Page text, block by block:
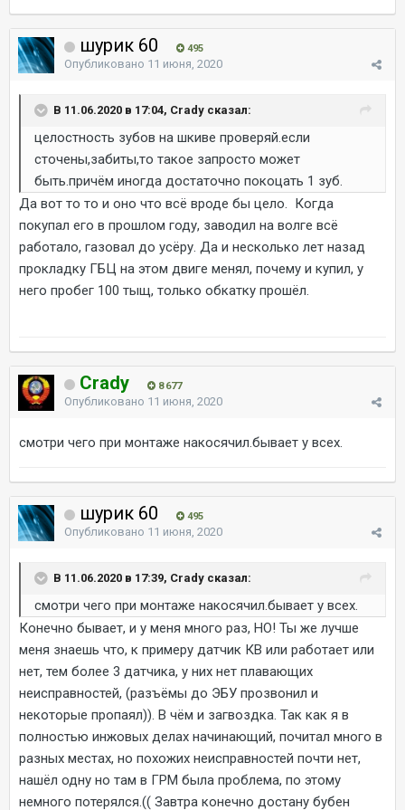
шурик 60 495
Опубликовано 11 июня, 2020
В 11.06.2020 в 17:04, Crady сказал:
целостность зубов на шкиве проверяй.если
сточены,забиты,то такое запросто может
быть.причём иногда достаточно покоцать 1 зуб.
Да вот то то и оно что всё вроде бы цело. Когда
покупал его в прошлом году, заводил на волге всё
работало, газовал до усёру. Да и несколько лет назад
прокладку ГБЦ на этом двиге менял, почему и купил, у
него пробег 100 тыщ, только обкатку прошёл.
Crady 8 677
Опубликовано 11 июня, 2020
смотри чего при монтаже накосячил.бывает у всех.
шурик 60 495
Опубликовано 11 июня, 2020
В 11.06.2020 в 17:39, Crady сказал:
смотри чего при монтаже накосячил.бывает у всех.
Конечно бывает, и у меня много раз, НО! Ты же лучше
меня знаешь что, к примеру датчик КВ или работает или
нет, тем более 3 датчика, у них нет плавающих
неисправностей, (разъёмы до ЭБУ прозвонил и
некоторые пропаял)). В чём и загвоздка. Так как я в
полностью инжовых делах начинающий, почитал много в
разных местах, но похожих неисправностей почти нет,
нашёл одну но там в ГРМ была проблема, по этому
немного потерялся.(( Завтра конечно достану бубен